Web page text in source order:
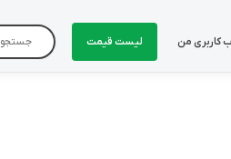
کاربری من لیست قیمت